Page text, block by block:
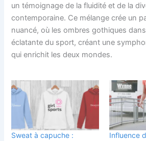
un témoignage de la fluidité et de la
contemporaine. Ce mélange crée un
nuancé, où les ombres gothiques
éclatante du sport, créant une
qui enrichit les deux mondes.
Sweat à capuche :
Influence